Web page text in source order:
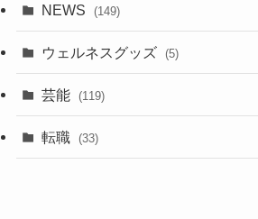
NEWS (149)
ウェルネスグッズ (5)
芸能 (119)
転職 (33)